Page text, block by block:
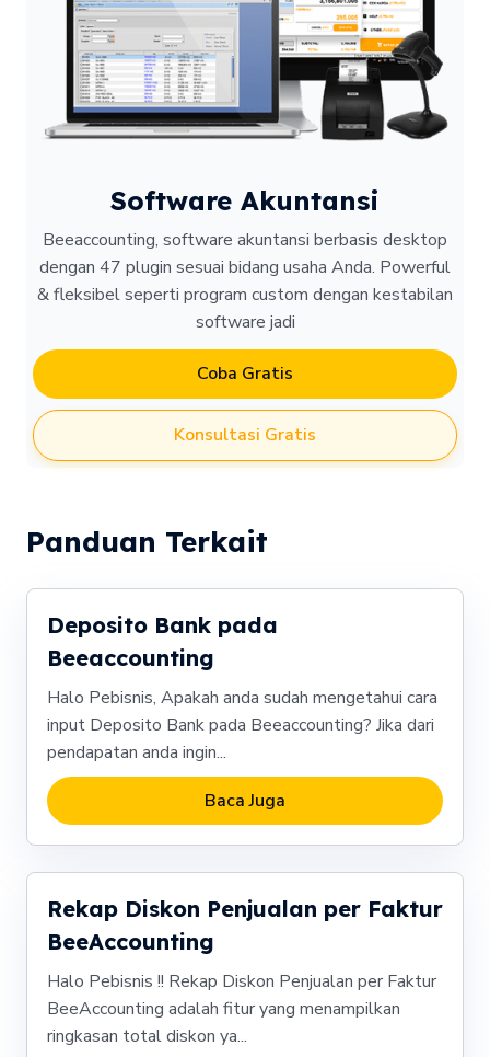
Software Akuntansi
Beeaccounting, software akuntansi berbasis desktop
dengan 47 plugin sesuai bidang usaha Anda. Powerful
& fleksibel seperti program custom dengan kestabilan
software jadi
Coba Gratis
Konsultasi Gratis
Panduan Terkait
Deposito Bank pada
Beeaccounting
Halo Pebisnis, Apakah anda sudah mengetahui cara
input Deposito Bank pada Beeaccounting? Jika dari
pendapatan anda ingin...
Baca Juga
Rekap Diskon Penjualan per Faktur
BeeAccounting
Halo Pebisnis !! Rekap Diskon Penjualan per Faktur
BeeAccounting adalah fitur yang menampilkan
ringkasan total diskon ya...